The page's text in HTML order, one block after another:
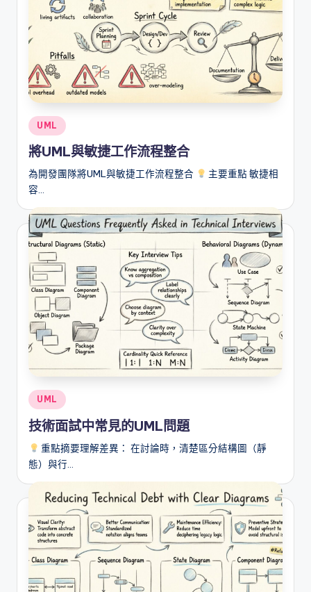
S
o
f
t
w
a
r
e
I
n
u
t
r
y
U
p
d
a
t
s
Posted
in
UML
將UML與敏捷工作流程整合
為開發團隊將UML與敏捷工作流程整合
主要重點 敏捷相
容…
Posted
UML
技術面試中常見的UML問題
重點摘要理解差異： 在討論時，清楚區分結構圖（靜
態）與行…